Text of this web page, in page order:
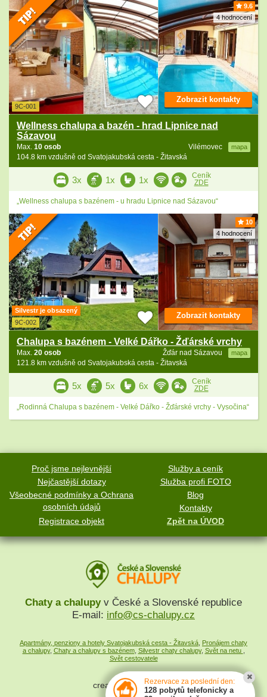
9.6
4 hodnocení
9C-001
Wellness chalupa a bazén - hrad Lipnice nad
Sázavou
Vilémovec mapa
Max. 10 osob
104.8 km vzdušně od Svatojakubská cesta - Žitavská
Zobrazit kontakty
3x 1x 1x
Ceník
ZDE
„Wellness chalupa s bazénem - u hradu Lipnice nad Sázavou“
10
4 hodnocení
Silvestr je obsazený
9C-002
Chalupa s bazénem - Velké Dářko - Žďárské vrchy
Žďár nad Sázavou mapa
Max. 20 osob
121.8 km vzdušně od Svatojakubská cesta - Žitavská
Zobrazit kontakty
5x 5x 6x
Ceník
ZDE
„Rodinná Chalupa s bazénem - Velké Dářko - Žďárské vrchy - Vysočina“
Proč jsme nejlevnější
Služby a ceník
Nejčastější dotazy
Služba profi FOTO
Všeobecné podmínky a Ochrana
osobních údajů
Blog
Kontakty
Registrace objekt
Zpět na ÚVOD
Chaty a chalupyv České a Slovenské republice
E-mail: info@cs-chalupy.cz
Apartmány, penziony a hotely Svatojakubská cesta - Žitavská Pronájem chaty
a chalupy, Chaty a chalupy s bazénem, Silvestr chaty chalupy, Svět na netu
Svět cestovatele
created bySYMPACT
Rezervace za poslední den:
128 pobytů telefonicky a